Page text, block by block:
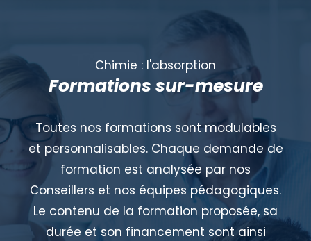
Chimie : l'absorption
Formations sur-mesure
Toutes nos formations sont modulables
et personnalisables. Chaque demande de
formation est analysée par nos
Conseillers et nos équipes pédagogiques.
Le contenu de la formation proposée, sa
durée et son financement sont ainsi